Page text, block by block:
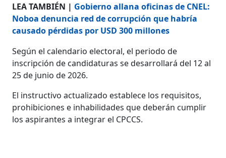
LEA TAMBIÉN | Gobierno allana oficinas de CNEL:
Noboa denuncia red de corrupción que habría
causado pérdidas por USD 300 millones
Según el calendario electoral, el periodo de
inscripción de candidaturas se desarrollará del 12 al
25 de junio de 2026.
El instructivo actualizado establece los requisitos,
prohibiciones e inhabilidades que deberán cumplir
los aspirantes a integrar el CPCCS.